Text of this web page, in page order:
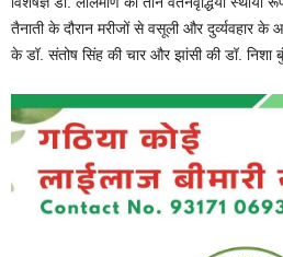
तैनाती के दौरान मरीजों से वसूली और दुर्व्यवहार
के डॉ. संतोष सिंह की चार और झांसी की डॉ. निशा